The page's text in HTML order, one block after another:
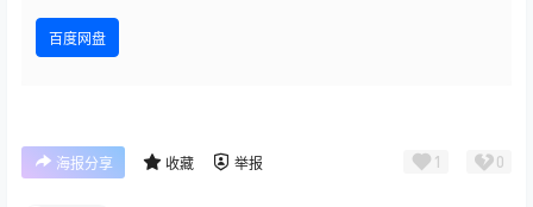
百度网盘
海报分享 收藏 举报 1 0